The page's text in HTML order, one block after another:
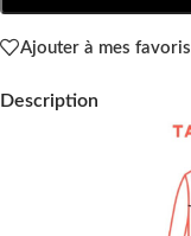
Ajouter à mes favoris
Description